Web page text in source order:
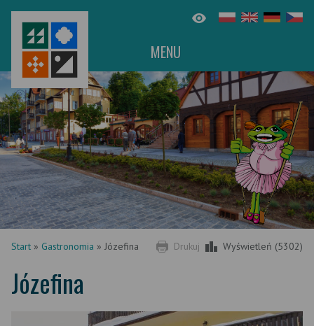
MENU
Drukuj Wyświetleń (5302)
Start » Gastronomia » Józefina
Józefina